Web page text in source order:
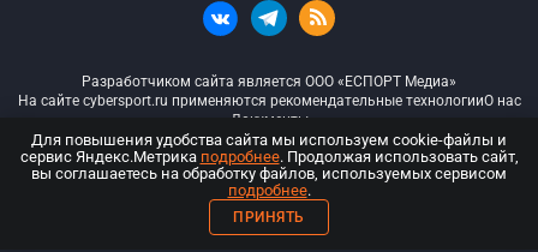
Разработчиком сайта является ООО «ЕСПОРТ Медиа»
На сайте cybersport.ru применяются рекомендательные технологииО нас
Документы
© ООО «Киберспорт.ру» — Все права защищены
18+
ООО «Киберспорт.ру». Свидетельство о регистрации средств массовой
Для повышения удобства сайта мы используем cookie-файлы и
сервис Яндекс.Метрика подробнее. Продолжая использовать сайт,
вы соглашаетесь на обработку файлов, используемых сервисом
подробнее.
ПРИНЯТЬ